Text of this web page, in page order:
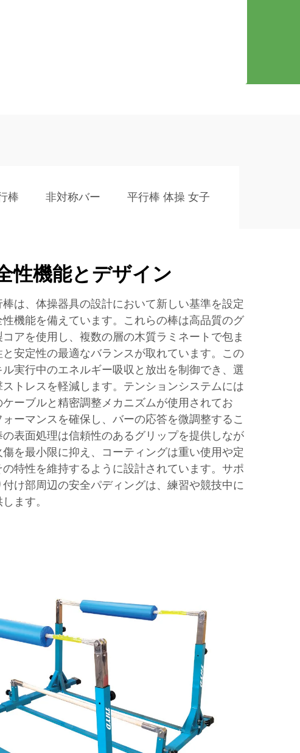
棒 非対称バー 平行棒 体操 女子
性機能とデザイン
は、体操器具の設計において新しい基準を設定
機能を備えています。これらの棒は高品質のグ
アを使用し、複数の層の木質ラミネートで包ま
安定性の最適なバランスが取れています。この
実行中のエネルギー吸収と放出を制御でき、選
トレスを軽減します。テンションシステムには
ーブルと精密調整メカニズムが使用されてお
ォーマンスを確保し、バーの応答を微調整するこ
の表面処理は信頼性のあるグリップを提供しなが
を最小限に抑え、コーティングは重い使用や定
特性を維持するように設計されています。サポ
け部周辺の安全パディングは、練習や競技中に
ます。